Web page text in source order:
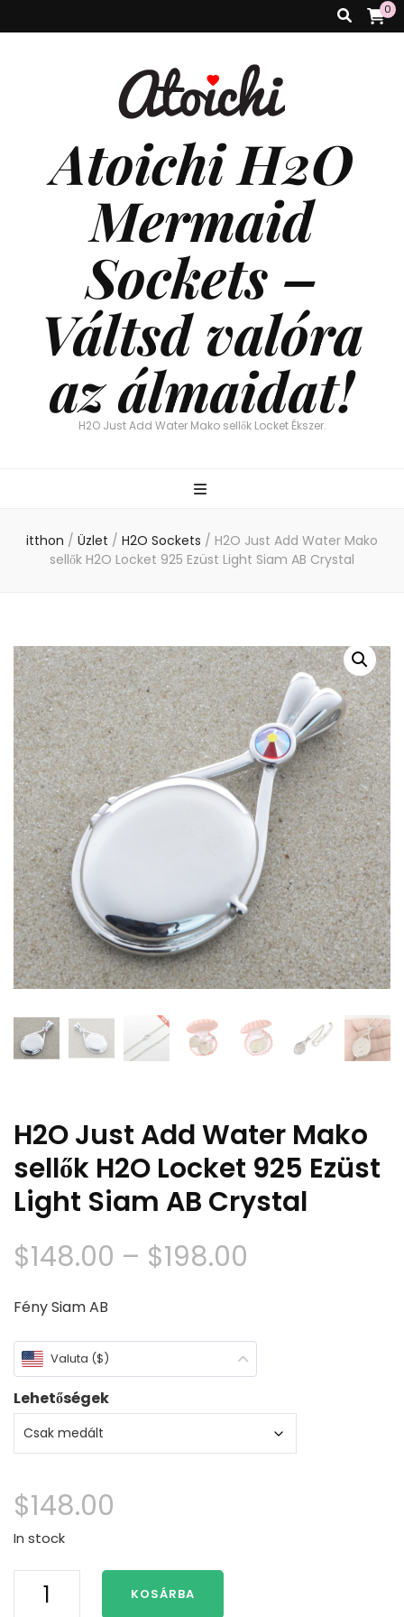
0
Atoichi H2O
Mermaid
Sockets –
Váltsd valóra
az álmaidat!
H2O Just Add Water Mako sellők Locket Ékszer.
itthon / Üzlet / H2O Sockets / H2O Just Add Water Mako
sellők H2O Locket 925 Ezüst Light Siam AB Crystal
H2O Just Add Water Mako
sellők H2O Locket 925 Ezüst
Light Siam AB Crystal
$148.00 – $198.00
keresztül
$198.00
Fény Siam AB
Valuta ($)
Lehetőségek
$148.00
In stock
KOSÁRBA